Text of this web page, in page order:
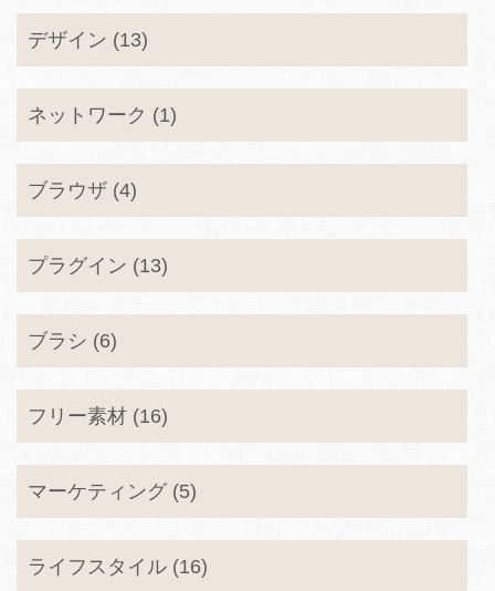
デザイン (13)
ネットワーク (1)
ブラウザ (4)
プラグイン (13)
ブラシ (6)
フリー素材 (16)
マーケティング (5)
ライフスタイル (16)